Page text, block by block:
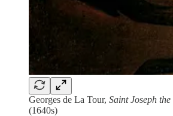
Georges de La Tour, Saint Joseph
(1640s)